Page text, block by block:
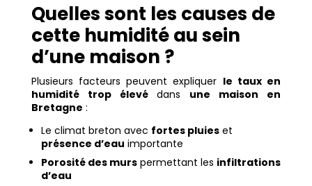
Quelles sont les causes de
cette humidité au sein
d’une maison ?
Plusieurs facteurs peuvent expliquer le taux en
humidité trop élevédans une maison en
Bretagne :
Le climat breton avec fortes pluieset
présence d’eau importante
Porosité des murspermettant les infiltrations
d’eau